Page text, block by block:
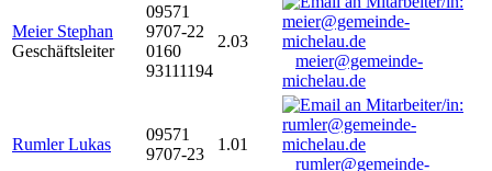
Meier Stephan
Geschäftsleiter
09571
9707-22
0160
93111194
2.03
meier@gemeinde-
michelau.de
Rumler Lukas
09571
9707-23
1.01
rumler@gemeinde-